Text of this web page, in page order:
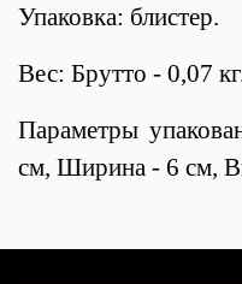
Упаковка: блистер.
Вес: Брутто - 0,07
Параметры
см, Ширина - 6 см,